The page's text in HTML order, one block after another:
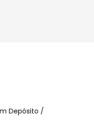
Depósito /